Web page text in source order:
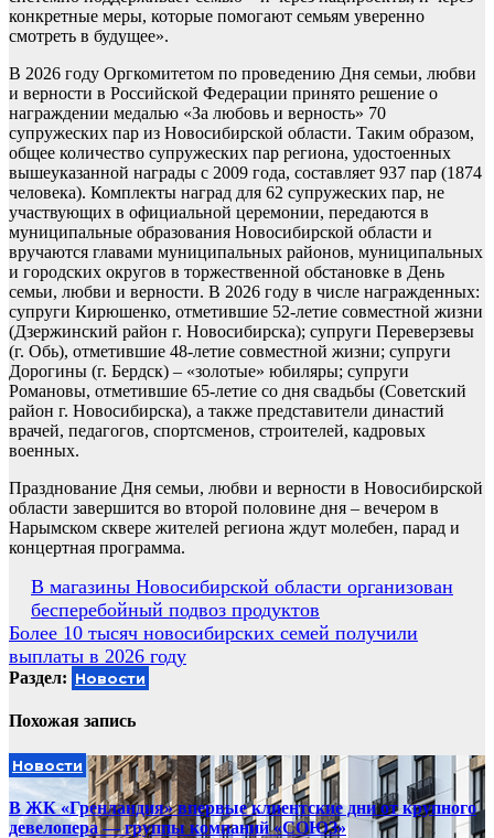
конкретные меры, которые помогают семьям уверенно
смотреть в будущее».
В 2026 году Оргкомитетом по проведению Дня семьи, любви
и верности в Российской Федерации принято решение о
награждении медалью «За любовь и верность» 70
супружеских пар из Новосибирской области. Таким образом,
общее количество супружеских пар региона, удостоенных
вышеуказанной награды с 2009 года, составляет 937 пар (1874
человека). Комплекты наград для 62 супружеских пар, не
участвующих в официальной церемонии, передаются в
муниципальные образования Новосибирской области и
вручаются главами муниципальных районов, муниципальных
и городских округов в торжественной обстановке в День
семьи, любви и верности. В 2026 году в числе награжденных:
супруги Кирюшенко, отметившие 52-летие совместной жизни
(Дзержинский район г. Новосибирска); супруги Переверзевы
(г. Обь), отметившие 48-летие совместной жизни; супруги
Дорогины (г. Бердск) – «золотые» юбиляры; супруги
Романовы, отметившие 65-летие со дня свадьбы (Советский
район г. Новосибирска), а также представители династий
врачей, педагогов, спортсменов, строителей, кадровых
военных.
Празднование Дня семьи, любви и верности в Новосибирской
области завершится во второй половине дня – вечером в
Нарымском сквере жителей региона ждут молебен, парад и
концертная программа.
Навигация
по
записям
В магазины Новосибирской области организован
бесперебойный подвоз продуктов
Более 10 тысяч новосибирских семей получили
выплаты в 2026 году
Раздел: Новости
Похожая запись
Новости
В ЖК «Гренландия» впервые клиентские дни от крупного
девелопера — группы компаний «СОЮЗ»